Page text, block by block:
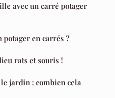
avec un carré potager
en carrés ?
rats et souris !
jardin : combien cela